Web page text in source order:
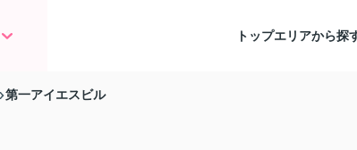
トップエリアから探
第一アイエスビル